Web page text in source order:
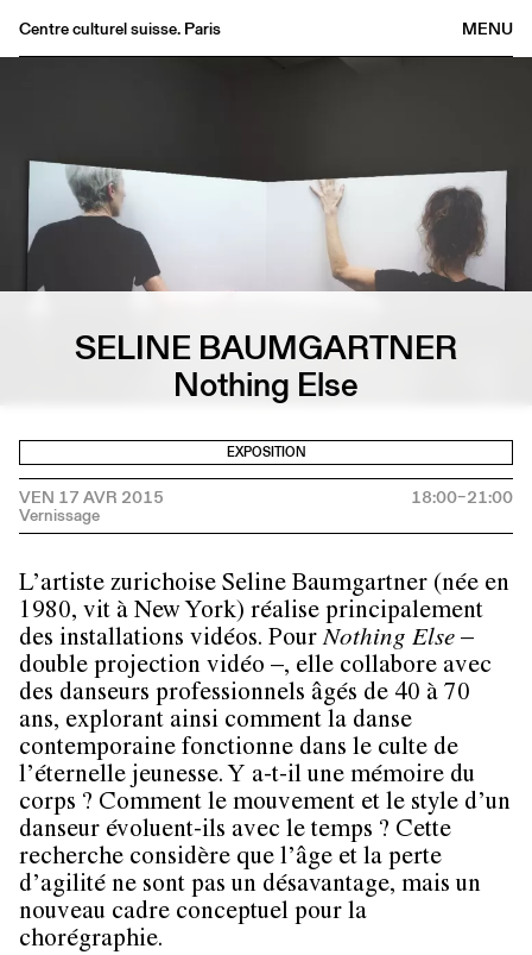
MENU
Centre culturel suisse. Paris
Archives
Médiathèque
SELINE BAUMGARTNER
Nothing Else
EXPOSITION
VEN 17 AVR 2015 18:00–21:00
L’artiste zurichoise Seline Baumgartner (née en
1980, vit à New York) réalise principalement
des installations vidéos. PourNothing Else –
double projection vidéo –, elle collabore avec
des danseurs professionnels âgés de 40 à 70
ans, explorant ainsi comment la danse
contemporaine fonctionne dans le culte de
l’éternelle jeunesse. Y a-t-il une mémoire du
corps ? Comment le mouvement et le style d’un
danseur évoluent-ils avec le temps ? Cette
recherche considère que l’âge et la perte
d’agilité ne sont pas un désavantage, mais un
nouveau cadre conceptuel pour la
chorégraphie.